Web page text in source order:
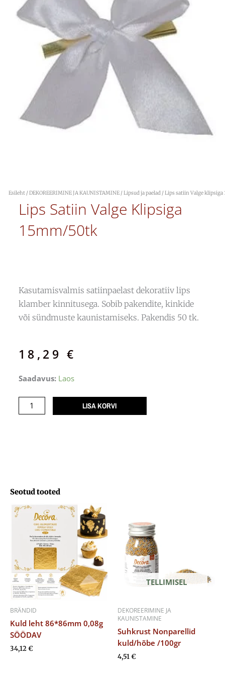
Esileht /DEKOREERIMINE JA KAUNISTAMINE /Lipsud ja paelad / Lips satiin Valge
Lips Satiin Valge Klipsiga
15mm/50tk
Kasutamisvalmis satiinpaelast dekoratiiv­ lips
klamber kinnitusega. Sobib pakendite, kinkide
või sündmuste kaunistamiseks. Pakendis 50 tk.
18,29€
Saadavus: Laos
Lips
Valge
klipsiga
LISA KORVI
Seotud tooted
BRÄNDID
Kuld leht 86*86mm 0,08g
SÖÖDAV
34,12€
TELLIMISEL
DEKOREERIMINE JA
KAUNISTAMINE
Suhkrust Nonparellid
kuld/hõbe /100gr
4,51€